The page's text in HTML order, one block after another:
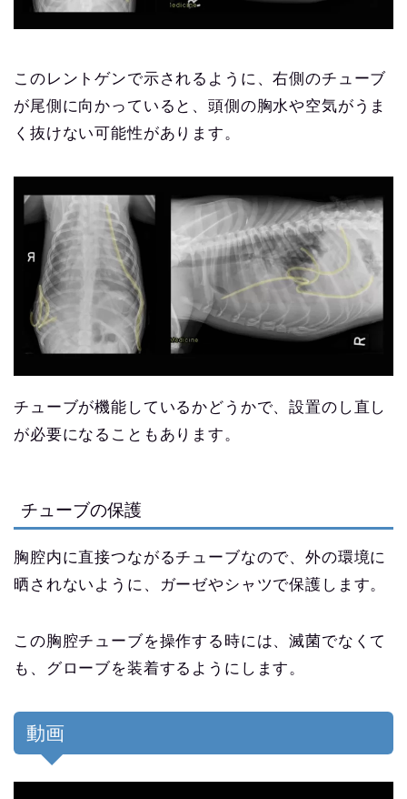
このレントゲンで示されるように、右側のチューブ
が尾側に向かっていると、頭側の胸水や空気がうま
く抜けない可能性があります。
チューブが機能しているかどうかで、設置のし直し
が必要になることもあります。
チューブの保護
胸腔内に直接つながるチューブなので、外の環境に
晒されないように、ガーゼやシャツで保護します。
この胸腔チューブを操作する時には、滅菌でなくて
も、グローブを装着するようにします。
動画